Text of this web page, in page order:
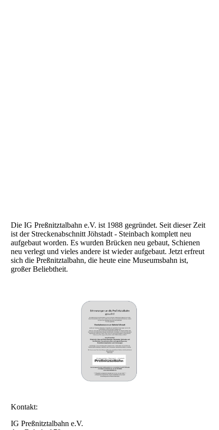
Die IG Preßnitztalbahn e.V. ist 1988 gegründet. Seit dieser Zeit
ist der Streckenabschnitt Jöhstadt - Steinbach komplett neu
aufgebaut worden. Es wurden Brücken neu gebaut, Schienen
neu verlegt und vieles andere ist wieder aufgebaut. Jetzt erfreut
sich die Preßnitztalbahn, die heute eine Museumsbahn ist,
großer Beliebtheit.
Kontakt:
IG Preßnitztalbahn e.V.